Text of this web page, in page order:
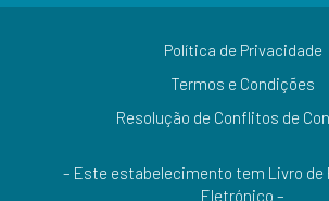
Política de Privacidade
Termos e Condições
Resolução de Conflitos de
– Este estabelecimento tem Livro de
Eletrónico –